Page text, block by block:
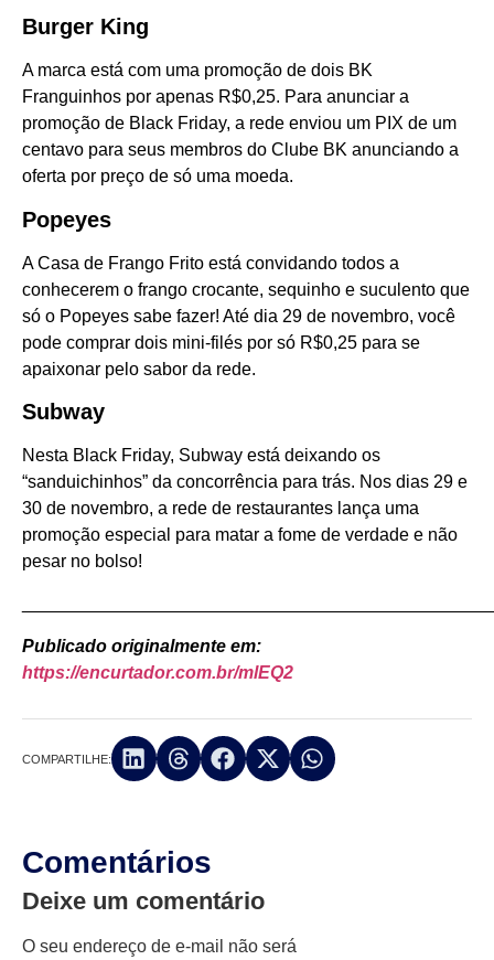
Burger King
A marca está com uma promoção de dois BK
Franguinhos por apenas R$0,25. Para anunciar a
promoção de Black Friday, a rede enviou um PIX de um
centavo para seus membros do Clube BK anunciando a
oferta por preço de só uma moeda.
Popeyes
A Casa de Frango Frito está convidando todos a
conhecerem o frango crocante, sequinho e suculento que
só o Popeyes sabe fazer! Até dia 29 de novembro, você
pode comprar dois mini-filés por só R$0,25 para se
apaixonar pelo sabor da rede.
Subway
Nesta Black Friday, Subway está deixando os
“sanduichinhos” da concorrência para trás. Nos dias 29 e
30 de novembro, a rede de restaurantes lança uma
promoção especial para matar a fome de verdade e não
pesar no bolso!
Publicado originalmente em:
https://encurtador.com.br/mlEQ2
COMPARTILHE:
Comentários
Deixe um comentário
O seu endereço de e-mail não será